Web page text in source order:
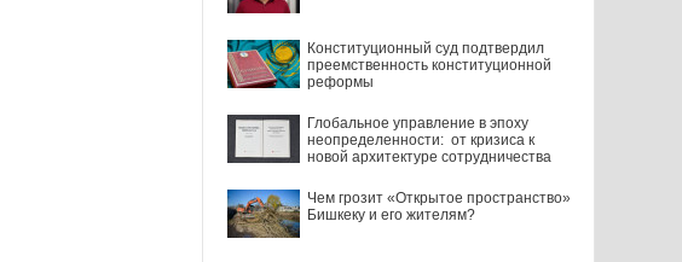
Конституционный суд подтвердил
преемственность конституционной
реформы
Глобальное управление в эпоху
неопределенности: от кризиса к
новой архитектуре сотрудничества
Чем грозит «Открытое пространство»
Бишкеку и его жителям?